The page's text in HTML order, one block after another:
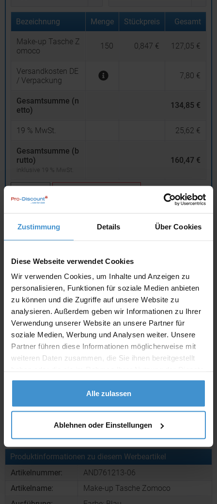
Zustimmung Details Über Cookies
Diese Webseite verwendet Cookies
Wir verwenden Cookies, um Inhalte und Anzeigen zu
personalisieren, Funktionen für soziale Medien anbieten
zu können und die Zugriffe auf unsere Website zu
analysieren. Außerdem geben wir Informationen zu Ihrer
Verwendung unserer Website an unsere Partner für
soziale Medien, Werbung und Analysen weiter. Unsere
Partner führen diese Informationen möglicherweise mit
weiteren Daten zusammen, die Sie ihnen bereitgestellt
gesammelt haben.
Alle zulassen
Ablehnen oder Einstellungen
Bezeichnung Menge Stückpreis Gesamt
Make-up Tasche Z
omoco
150 0,847 € 127,05 €
Versandkosten DE
/ Verpackung
7,80 €
Gesamtsumme (n
etto)
134,85 €
19 % MwSt. 25,62 €
Gesamtsumme (b
rutto)
inklusive 19 % MwSt.
160,47 €
Individuelle Anfrage
Lieferzeiten
Artikel mit Werbeanbringung: ca. 10 Werktage
Muster mit Ihrer
Werbeanbringung zur Freigabe
der Produktion:
Artikel ohne Werbeanbringung: ca. 3 - 5 Werktage
Muster bestellen
Produktinformationen zu diesem Werbeartikel
Artikelnummer:
AND761213-06
Artikelname:
Make-up Tasche Zomoco